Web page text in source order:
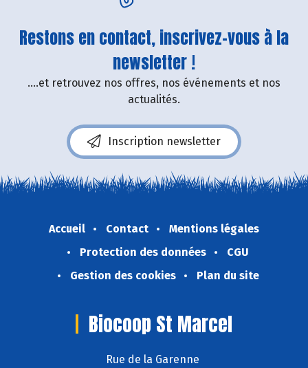
Restons en contact, inscrivez-vous à la
newsletter !
....et retrouvez nos offres, nos événements et nos
actualités.
Inscription newsletter
Accueil Contact
Mentions légales
Protection des données
CGU
Gestion des cookies
Plan du site
Biocoop St Marcel
Rue de la Garenne